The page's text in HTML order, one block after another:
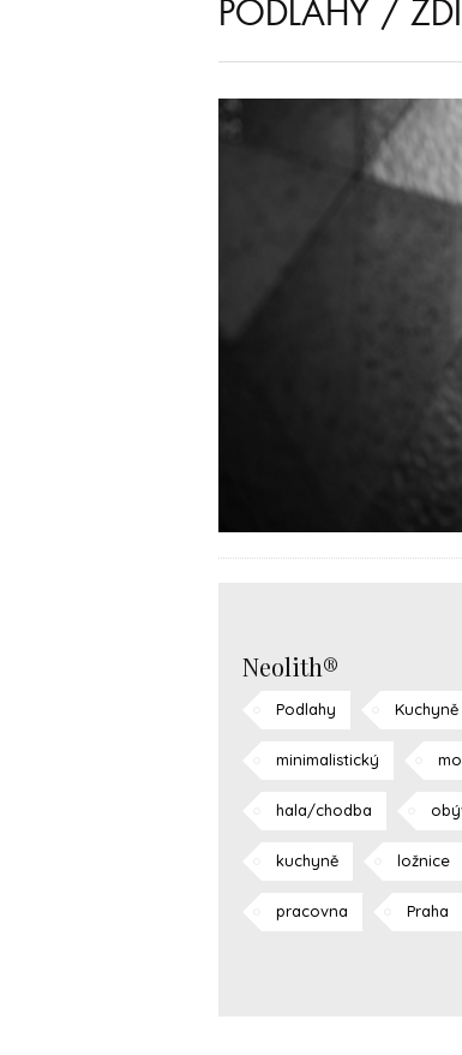
PODLAHY /
Neolith®
Podlahy Kuchyně
minimalistický
hala/chodba
kuchyně ložnice
pracovna Praha